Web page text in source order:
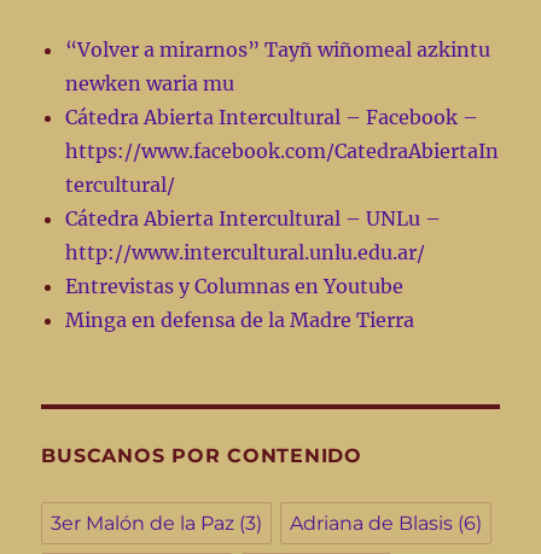
“Volver a mirarnos” Tayñ wiñomeal azkintu
newken waria mu
Cátedra Abierta Intercultural – Facebook –
https://www.facebook.com/CatedraAbiertaIn
tercultural/
Cátedra Abierta Intercultural – UNLu –
http://www.intercultural.unlu.edu.ar/
Entrevistas y Columnas en Youtube
Minga en defensa de la Madre Tierra
BUSCANOS POR CONTENIDO
3er Malón de la Paz (3) Adriana de Blasis (6)